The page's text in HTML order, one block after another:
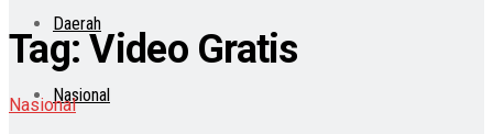
Daerah
Nasional
Tag:Video Gratis
Nasional